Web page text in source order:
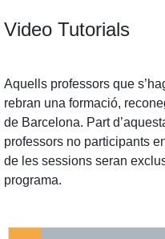
Video Tutorials
Aquells professors que
rebran una formació,
de Barcelona. Part
professors no participants
de les sessions seran
programa.